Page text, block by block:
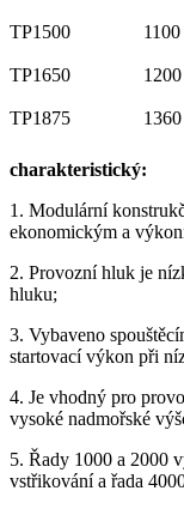
TP1500 1100
TP1650 1200
TP1875 1360
charakteristický:
1. Modulární
ekonomickým a
2. Provozní hluk je
hluku;
3. Vybaveno
startovací výkon při
4. Je vhodný pro
vysoké nadmořské
5. Řady 1000 a 2000
vstřikování a řada